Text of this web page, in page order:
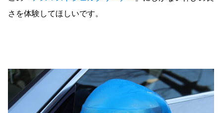
さを体験してほしいです。